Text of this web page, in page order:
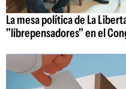
La mesa política de La
"librepensadores" en el